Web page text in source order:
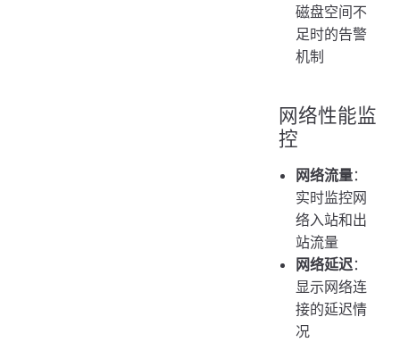
磁盘空间不
足时的告警
机制
网络性能监
控
网络流量：
实时监控网
络入站和出
站流量
网络延迟：
显示网络连
接的延迟情
况